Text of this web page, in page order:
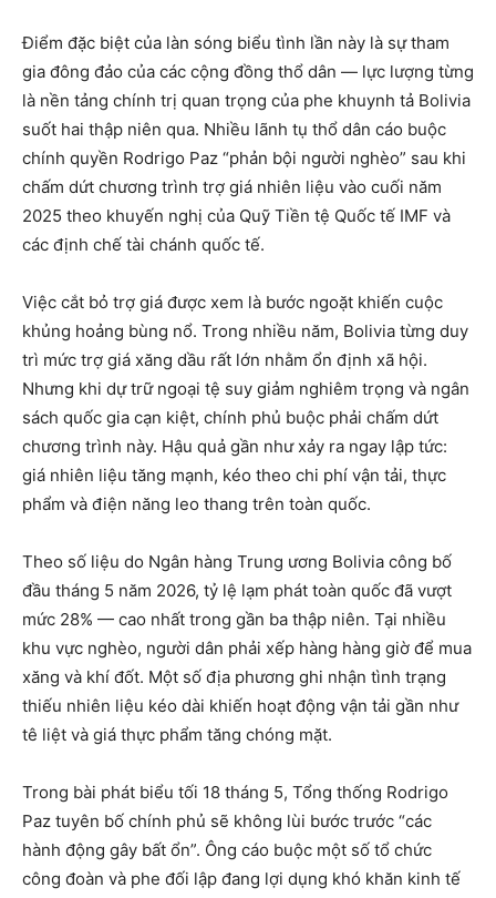
Điểm đặc biệt của làn sóng biểu tình lần này là sự tham
gia đông đảo của các cộng đồng thổ dân — lực lượng từng
là nền tảng chính trị quan trọng của phe khuynh tả Bolivia
suốt hai thập niên qua. Nhiều lãnh tụ thổ dân cáo buộc
chính quyền Rodrigo Paz “phản bội người nghèo” sau khi
chấm dứt chương trình trợ giá nhiên liệu vào cuối năm
2025 theo khuyến nghị của Quỹ Tiền tệ Quốc tế IMF và
các định chế tài chánh quốc tế.
Việc cắt bỏ trợ giá được xem là bước ngoặt khiến cuộc
khủng hoảng bùng nổ. Trong nhiều năm, Bolivia từng duy
trì mức trợ giá xăng dầu rất lớn nhằm ổn định xã hội.
Nhưng khi dự trữ ngoại tệ suy giảm nghiêm trọng và ngân
sách quốc gia cạn kiệt, chính phủ buộc phải chấm dứt
chương trình này. Hậu quả gần như xảy ra ngay lập tức:
giá nhiên liệu tăng mạnh, kéo theo chi phí vận tải, thực
phẩm và điện năng leo thang trên toàn quốc.
Theo số liệu do Ngân hàng Trung ương Bolivia công bố
đầu tháng 5 năm 2026, tỷ lệ lạm phát toàn quốc đã vượt
mức 28% — cao nhất trong gần ba thập niên. Tại nhiều
khu vực nghèo, người dân phải xếp hàng hàng giờ để mua
xăng và khí đốt. Một số địa phương ghi nhận tình trạng
thiếu nhiên liệu kéo dài khiến hoạt động vận tải gần như
tê liệt và giá thực phẩm tăng chóng mặt.
Trong bài phát biểu tối 18 tháng 5, Tổng thống Rodrigo
Paz tuyên bố chính phủ sẽ không lùi bước trước “các
hành động gây bất ổn”. Ông cáo buộc một số tổ chức
công đoàn và phe đối lập đang lợi dụng khó khăn kinh tế